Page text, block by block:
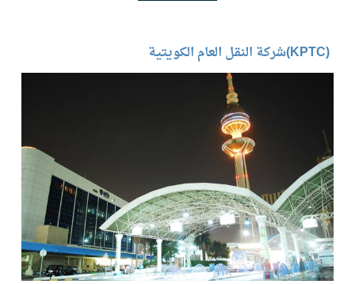
الهيكل التنظيم
خدماتنا 4
خدمات التأجير الداخلي
خدمات التأجير الإقليمي
رفع وسحب المركبات المخالفة
خدمة الاوناش
خدمة الإصلاح للغير
خطوط النقل
المناقصات
(KPTC)شركة النقل العام الكويتية